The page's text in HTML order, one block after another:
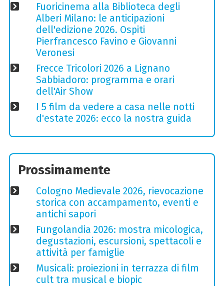
Fuoricinema alla Biblioteca degli
Alberi Milano: le anticipazioni
dell'edizione 2026. Ospiti
Pierfrancesco Favino e Giovanni
Veronesi
Frecce Tricolori 2026 a Lignano
Sabbiadoro: programma e orari
dell'Air Show
I 5 film da vedere a casa nelle notti
d'estate 2026: ecco la nostra guida
Prossimamente
Cologno Medievale 2026, rievocazione
storica con accampamento, eventi e
antichi sapori
Fungolandia 2026: mostra micologica,
degustazioni, escursioni, spettacoli e
attività per famiglie
Musicali: proiezioni in terrazza di film
cult tra musical e biopic